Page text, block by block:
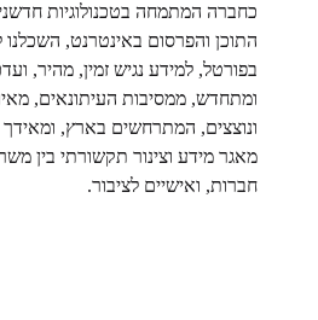
כחברה המתמחה בטכנולוגיות
התוכן והפרסום באינטרנט,
בפורטל, למידע נגיש זמין, מהיר,
ומתחדש, ממסיבות העיתונאים,
ונוצצים, המתרחשים בארץ,
מאגר מידע וצינור תקשורתי בין
חברות, ואישיים לציבור.